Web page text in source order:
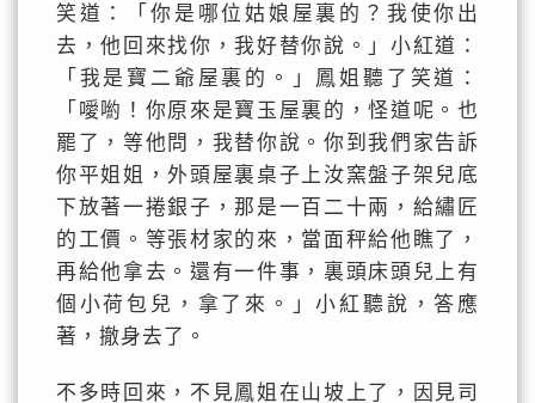
笑道：「你是哪位姑娘屋裏的？我使你出
去，他回來找你，我好替你說。」小紅道：
「我是寶二爺屋裏的。」鳳姐聽了笑道：
「噯喲！你原來是寶玉屋裏的，怪道呢。也
罷了，等他問，我替你說。你到我們家告訴
你平姐姐，外頭屋裏桌子上汝窯盤子架兒底
下放著一捲銀子，那是一百二十兩，給繡匠
的工價。等張材家的來，當面秤給他瞧了，
再給他拿去。還有一件事，裏頭床頭兒上有
個小荷包兒，拿了來。」小紅聽說，答應
著，撤身去了。
不多時回來，不見鳳姐在山坡上了，因見司